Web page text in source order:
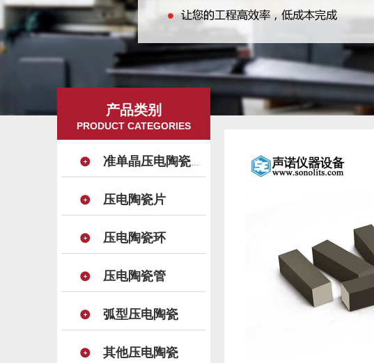
产品类别
PRODUCT CATEGORIES
准单晶压电陶瓷晶片
压电陶瓷片
压电陶瓷环
压电陶瓷管
弧型压电陶瓷
其他压电陶瓷